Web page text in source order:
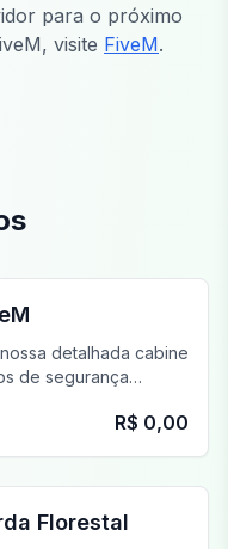
para o próximo
visite FiveM.
detalhada cabine
de segurança
R$ 0,00
Florestal